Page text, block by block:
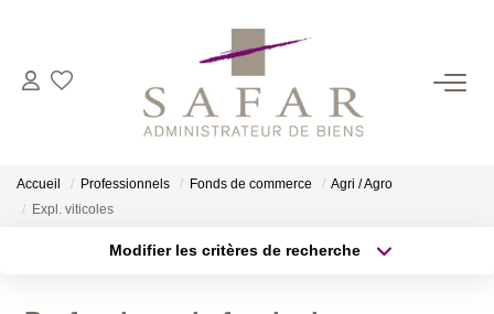
NOS CABINETS
Gescofim – Finorgest Paris
Accueil Professionnels Fonds de commerce
Agri / Agro
Expl. viticoles
Modifier les critères de recherche